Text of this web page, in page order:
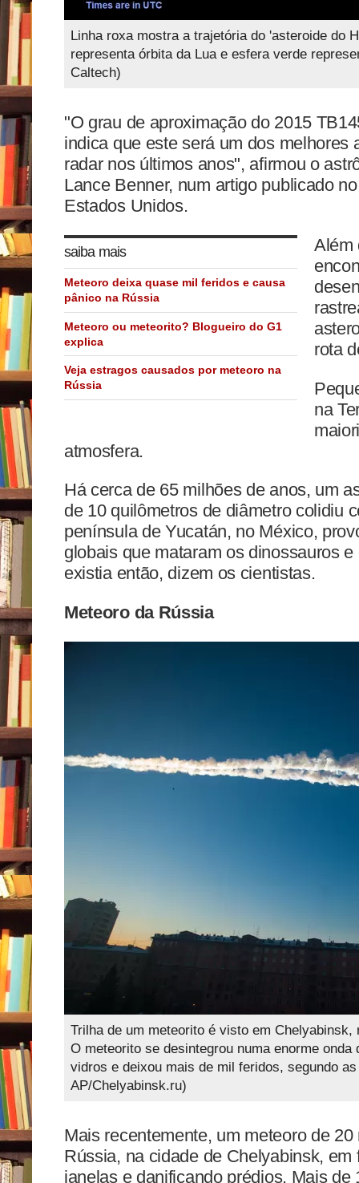
Linha roxa mostra a trajetória do 'asteroide do
representa órbita da Lua e esfera verde
Caltech)
"O grau de aproximação do 2015
indica que este será um dos melhores
radar nos últimos anos", afirmou o
Lance Benner, num artigo publicado
Estados Unidos.
saiba mais
Meteoro deixa quase mil feridos e causa
pânico na Rússia
Meteoro ou meteorito? Blogueiro do G1
explica
Veja estragos causados por meteoro na
Rússia
Além
rota
na
atmosfera.
Há cerca de 65 milhões de anos, um
de 10 quilômetros de diâmetro colidiu
península de Yucatán, no México,
globais que mataram os dinossauros
existia então, dizem os cientistas.
Meteoro da Rússia
Trilha de um meteorito é visto em
O meteorito se desintegrou numa enorme onda
vidros e deixou mais de mil feridos, segundo
AP/Chelyabinsk.ru)
Mais recentemente, um meteoro de
Rússia, na cidade de Chelyabinsk,
janelas e danificando prédios. Mais